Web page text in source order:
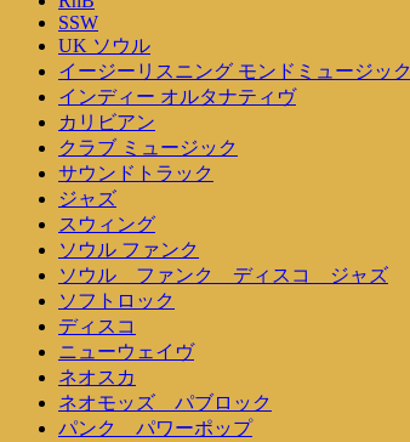
SSW
UK ソウル
イージーリスニング モンドミュージック
インディー オルタナティヴ
カリビアン
クラブ ミュージック
サウンドトラック
ジャズ
スウィング
ソウル ファンク
ソウル ファンク ディスコ ジャズ
ソフトロック
ディスコ
ニューウェイヴ
ネオスカ
ネオモッズ パブロック
パンク パワーポップ